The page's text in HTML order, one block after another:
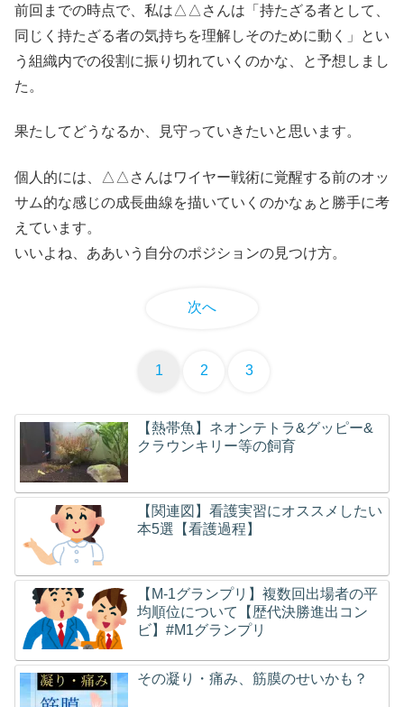
前回までの時点で、私は△△さんは「持たざる者として、
同じく持たざる者の気持ちを理解しそのために動く」とい
う組織内での役割に振り切れていくのかな、と予想しまし
た。
果たしてどうなるか、見守っていきたいと思います。
個人的には、△△さんはワイヤー戦術に覚醒する前のオッ
サム的な感じの成長曲線を描いていくのかなぁと勝手に考
えています。
いいよね、ああいう自分のポジションの見つけ方。
次へ
1 2 3
【熱帯魚】ネオンテトラ&グッピー&
クラウンキリー等の飼育
【関連図】看護実習にオススメしたい
本5選【看護過程】
【M-1グランプリ】複数回出場者の平
均順位について【歴代決勝進出コン
ビ】#M1グランプリ
その凝り・痛み、筋膜のせいかも？